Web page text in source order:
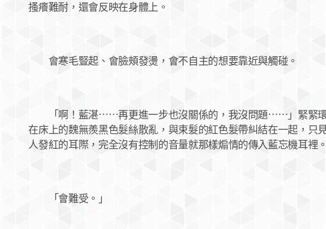
搔癢難耐，還會反映在身體上。
會寒毛豎起、會臉頰發燙，會不自主的想要靠近與觸碰。
「啊！藍湛⋯⋯再更進一步也沒關係的，我沒問題⋯⋯」緊緊環
在床上的魏無羨黑色髮絲散亂，與束髮的紅色髮帶糾結在一起，只
人發紅的耳際，完全沒有控制的音量就那樣煽情的傳入藍忘機耳裡。
「會難受。」